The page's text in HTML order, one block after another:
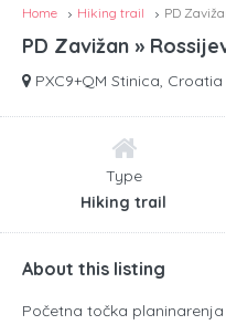
Home Hiking trail PD
PD Zavižan »
PXC9+QM Stinica, Croatia
Type
Hiking trail
About this listing
Početna točka